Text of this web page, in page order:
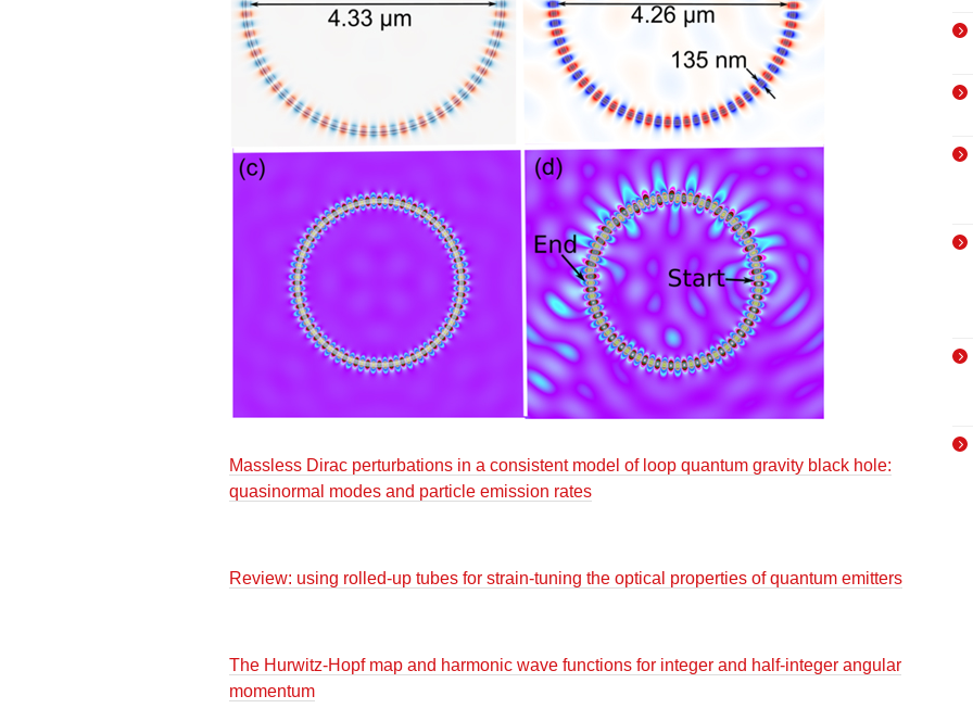
Massless Dirac perturbations in a consistent model of loop quantum gravity black hole:
quasinormal modes and particle emission rates
Review: using rolled-up tubes for strain-tuning the optical properties of quantum emitters
The Hurwitz-Hopf map and harmonic wave functions for integer and half-integer angular
momentum